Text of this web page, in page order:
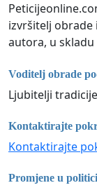
izvršitelj
autora, u skladu
Voditelj obrade
Ljubitelji tradicije
Kontaktirajte
Kontaktirajte
Promjene u